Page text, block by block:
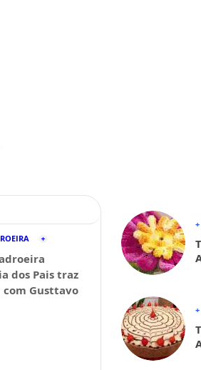
dos Pais traz
Gusttavo
+